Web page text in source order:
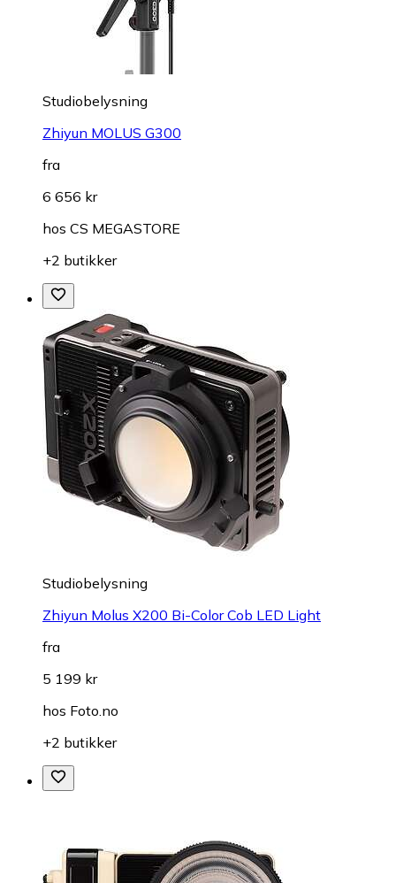
Studiobelysning
Zhiyun MOLUS G300
fra
6 656 kr
hos CS MEGASTORE
+2 butikker
Studiobelysning
Zhiyun Molus X200 Bi-Color Cob LED Light
fra
5 199 kr
hos Foto.no
+2 butikker